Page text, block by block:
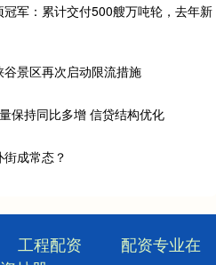
军：累计交付500艘万吨轮，去年新
景区再次启动限流措施
保持同比多增 信贷结构优化
成常态？
工程配资
配资专业在